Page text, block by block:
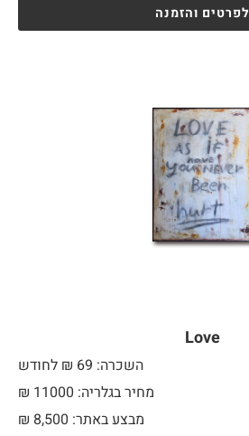
לפרטים והזמנה
Love
השכרה: 69 ₪ לחודש
מחיר בגלריה: 11000 ₪
מבצע באתר:
₪ 8,500